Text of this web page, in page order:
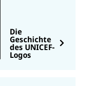
modernisiert.
Wie das Logo
früher aussah,
Die
Geschichte
des UNICEF-
Logos